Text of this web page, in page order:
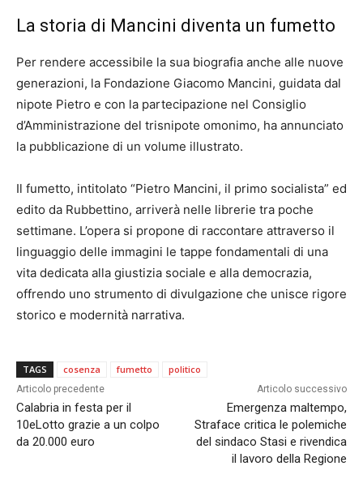
La storia di Mancini diventa un fumetto
Per rendere accessibile la sua biografia anche alle nuove
generazioni, la Fondazione Giacomo Mancini, guidata dal
nipote Pietro e con la partecipazione nel Consiglio
d’Amministrazione del trisnipote omonimo, ha annunciato
la pubblicazione di un volume illustrato.
Il fumetto, intitolato “Pietro Mancini, il primo socialista” ed
edito da Rubbettino, arriverà nelle librerie tra poche
settimane. L’opera si propone di raccontare attraverso il
linguaggio delle immagini le tappe fondamentali di una
vita dedicata alla giustizia sociale e alla democrazia,
offrendo uno strumento di divulgazione che unisce rigore
storico e modernità narrativa.
TAGS cosenza fumetto politico
Articolo precedente
Calabria in festa per il
10eLotto grazie a un colpo
da 20.000 euro
Articolo successivo
Emergenza maltempo,
Straface critica le polemiche
del sindaco Stasi e rivendica
il lavoro della Regione